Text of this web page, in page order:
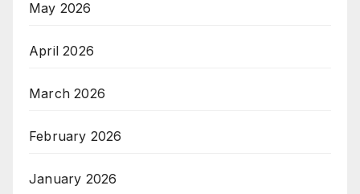
May 2026
April 2026
March 2026
February 2026
January 2026